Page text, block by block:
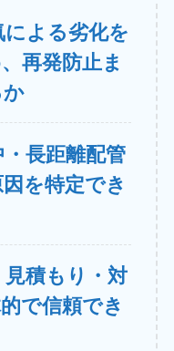
よる劣化を
再発防止ま
長距離配管
を特定でき
積もり・対
で信頼でき